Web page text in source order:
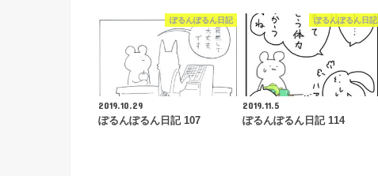
ぽるんぽるん日記
2019.10.29
ぽるんぽるん日記 107
ぽるんぽるん日記
2019.11.5
ぽるんぽるん日記 114